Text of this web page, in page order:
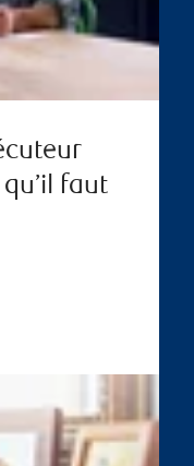
faut